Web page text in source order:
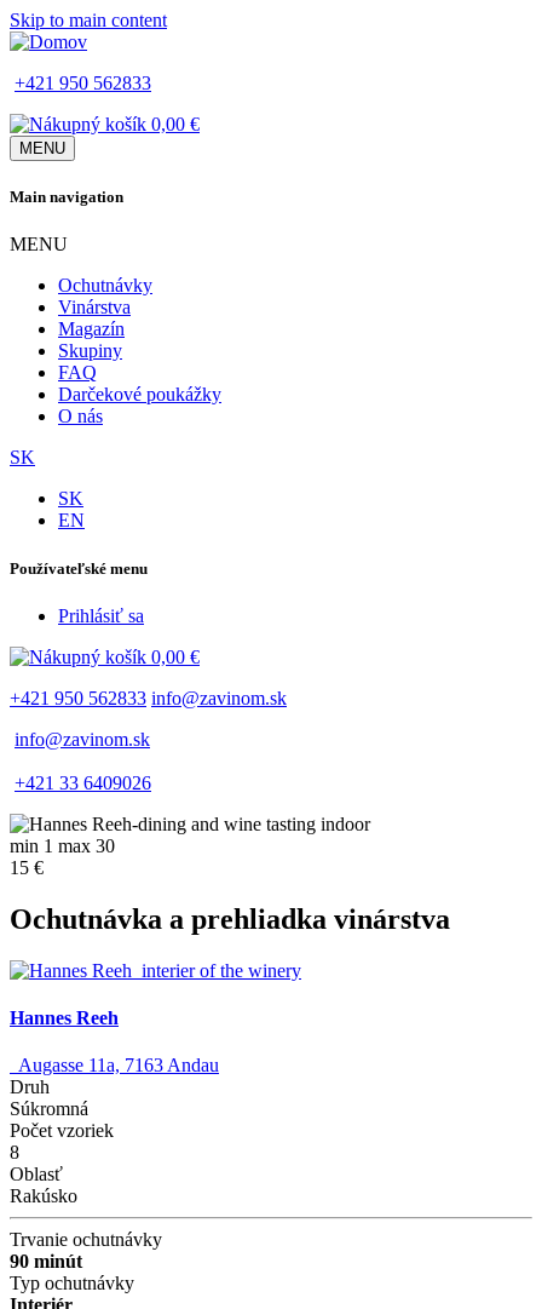
Skip to main content
+421 950 562833
0,00 €
MENU
Main navigation
MENU
Ochutnávky
Vinárstva
Magazín
Skupiny
FAQ
Darčekové poukážky
O nás
SK
SK
EN
Používateľské menu
Prihlásiť sa
0,00 €
+421 950 562833 info@zavinom.sk
info@zavinom.sk
+421 33 6409026
min 1 max 30
15 €
Ochutnávka a prehliadka vinárstva
Hannes Reeh
Augasse 11a, 7163 Andau
Druh
Súkromná
Počet vzoriek
8
Oblasť
Rakúsko
Trvanie ochutnávky
90 minút
Typ ochutnávky
Interiér